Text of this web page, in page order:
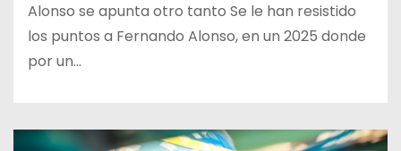
Alonso se apunta otro tanto Se le han resistido
los puntos a Fernando Alonso, en un 2025 donde
por un…